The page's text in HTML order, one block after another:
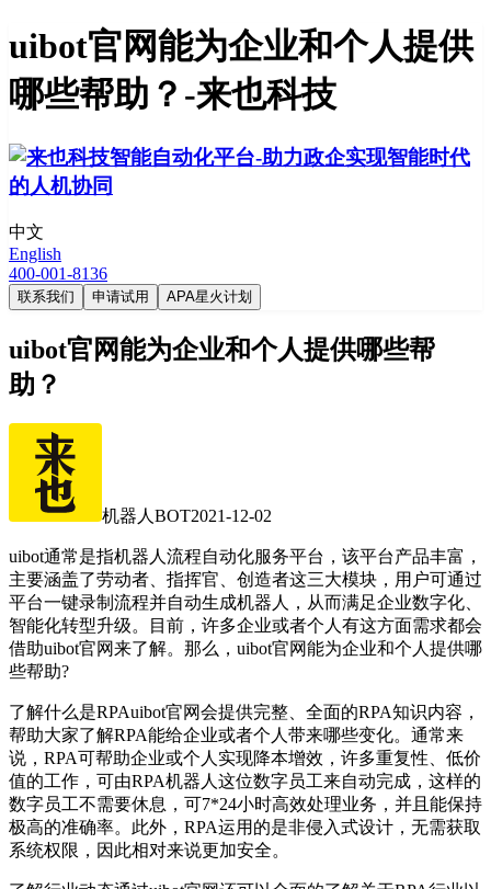
uibot官网能为企业和个人提供
哪些帮助？-来也科技
中文
English
400-001-8136
联系我们 申请试用 APA星火计划
uibot官网能为企业和个人提供哪些帮
助？
机器人BOT2021-12-02
uibot通常是指机器人流程自动化服务平台，该平台产品丰富，
主要涵盖了劳动者、指挥官、创造者这三大模块，用户可通过
平台一键录制流程并自动生成机器人，从而满足企业数字化、
智能化转型升级。目前，许多企业或者个人有这方面需求都会
借助uibot官网来了解。那么，uibot官网能为企业和个人提供哪
些帮助?
了解什么是RPAuibot官网会提供完整、全面的RPA知识内容，
帮助大家了解RPA能给企业或者个人带来哪些变化。通常来
说，RPA可帮助企业或个人实现降本增效，许多重复性、低价
值的工作，可由RPA机器人这位数字员工来自动完成，这样的
数字员工不需要休息，可7*24小时高效处理业务，并且能保持
极高的准确率。此外，RPA运用的是非侵入式设计，无需获取
系统权限，因此相对来说更加安全。